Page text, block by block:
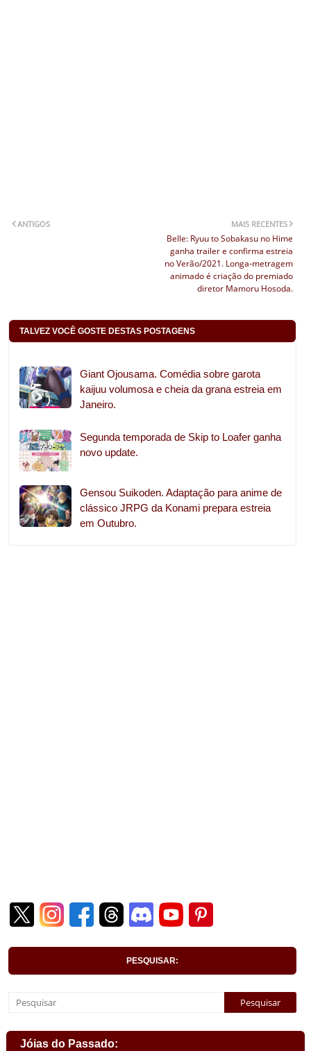
MAIS RECENTES
Belle: Ryuu to Sobakasu no Hime
ganha trailer e confirma estreia
no Verão/2021. Longa-metragem
animado é criação do premiado
diretor Mamoru Hosoda.
ANTIGOS
TALVEZ VOCÊ GOSTE DESTAS POSTAGENS
Giant Ojousama. Comédia sobre garota
kaijuu volumosa e cheia da grana estreia em
Janeiro.
Segunda temporada de Skip to Loafer ganha
novo update.
Gensou Suikoden. Adaptação para anime de
clássico JRPG da Konami prepara estreia
em Outubro.
PESQUISAR:
Jóias do Passado: